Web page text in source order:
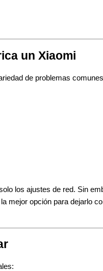
un Xiaomi
de problemas
los ajustes de red. Sin
mejor opción para dejarlo